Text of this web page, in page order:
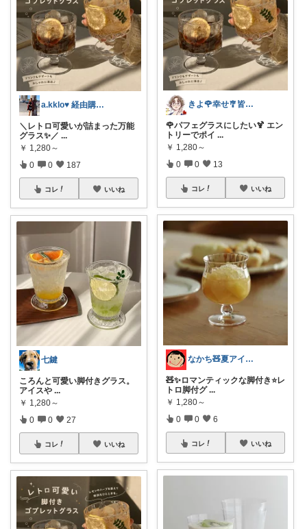
a.kklo♥ 経由購入感謝です💕
＼レトロ可愛いが詰まった万能
グラス✨／ ...
￥ 1,280～
0 0 187
コレ いいね
七鍵
ころんと可愛い脚付きグラス。
アイスや ...
￥ 1,280～
0 0 27
コレ いいね
きよ🌹幸せ🎐皆様のお心遣いに感謝💖
🌹パフェグラスにしたい🍹 エン
トリーでポイ ...
￥ 1,280～
0 0 13
コレ いいね
なかち🧸夏アイテム＆便利グッズ✨
🧸✨ロマンティックな脚付き⭐️レ
トロ脚付グ ...
￥ 1,280～
0 0 6
コレ いいね